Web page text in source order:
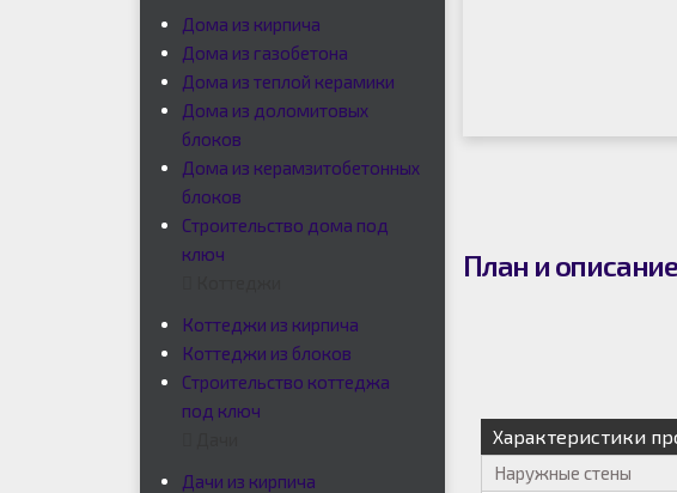
Дома из кирпича
Дома из газобетона
Дома из теплой керамики
Дома из доломитовых
блоков
Дома из керамзитобетонных
блоков
Строительство дома под
ключ
Коттеджи из кирпича
Коттеджи из блоков
Строительство коттеджа
под ключ
Дачи из кирпича
План и
Характеристики
Наружные стены